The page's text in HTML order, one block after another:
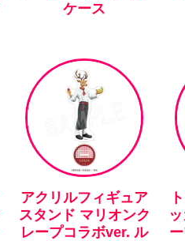
ケース
アクリルフィギュア
スタンド マリオンク
レープコラボver. ル